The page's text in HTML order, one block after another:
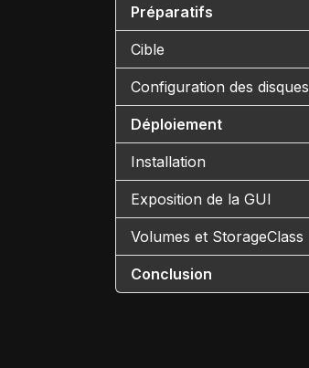
Préparatifs
Cible
Configuration des disques
Déploiement
Installation
Exposition de la GUI
Volumes et StorageClass
Conclusion